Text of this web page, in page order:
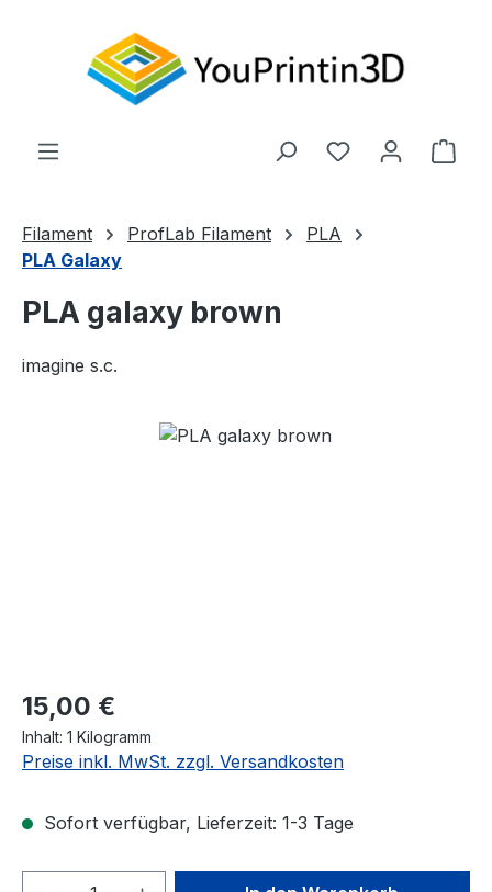
Du hast 0
Filament ProfLab Filament
PLA
PLA Galaxy
PLA galaxy brown
imagine s.c.
Regulärer Preis:
15,00 €
Inhalt: 1 Kilogramm
Preise inkl. MwSt. zzgl. Versandkosten
Sofort verfügbar, Lieferzeit: 1-3 Tage